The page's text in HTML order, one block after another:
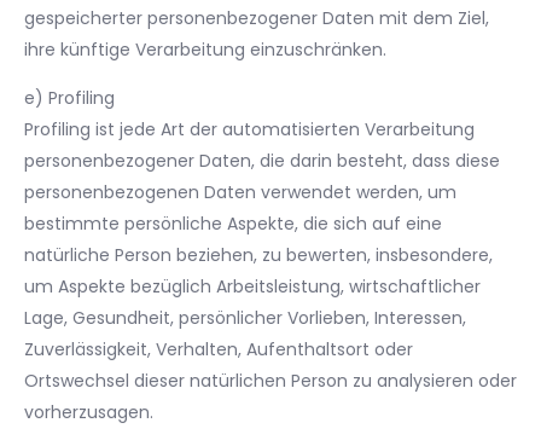
gespeicherter personenbezogener Daten mit dem Ziel,
ihre künftige Verarbeitung einzuschränken.
e) Profiling
Profiling ist jede Art der automatisierten Verarbeitung
personenbezogener Daten, die darin besteht, dass diese
personenbezogenen Daten verwendet werden, um
bestimmte persönliche Aspekte, die sich auf eine
natürliche Person beziehen, zu bewerten, insbesondere,
um Aspekte bezüglich Arbeitsleistung, wirtschaftlicher
Lage, Gesundheit, persönlicher Vorlieben, Interessen,
Zuverlässigkeit, Verhalten, Aufenthaltsort oder
Ortswechsel dieser natürlichen Person zu analysieren oder
vorherzusagen.